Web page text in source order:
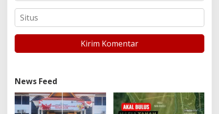
News Feed